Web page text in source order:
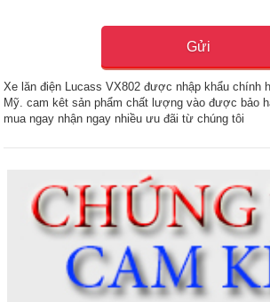
Xe lăn điện Lucass VX802 được nhập khẩu chính
Mỹ. cam kêt sản phẩm chất lượng vào được bảo
mua ngay nhận ngay nhiều ưu đãi từ chúng tôi